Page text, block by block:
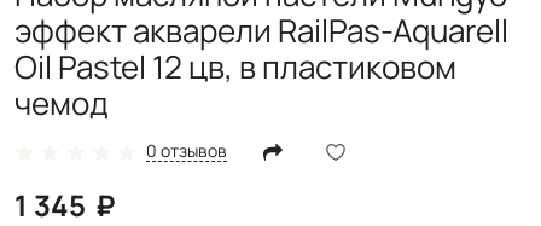
эффект акварели RailPas-Aquarell
Oil Pastel 12 цв, в пластиковом
чемод
0 отзывов
1 345